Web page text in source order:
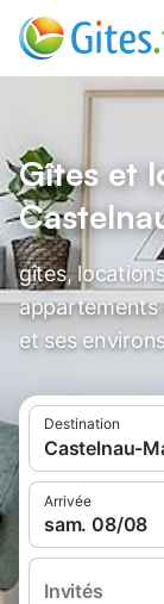
Gîtes et
gîtes,
appartements
et ses
Destination
Castelnau-
Arrivée
sam. 08/08
Invités